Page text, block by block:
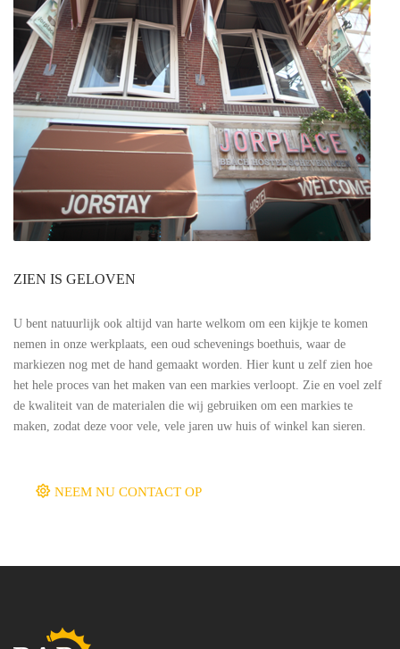
ZIEN IS GELOVEN
U bent natuurlijk ook altijd van harte welkom om een kijkje te komen
nemen in onze werkplaats, een oud schevenings boethuis, waar de
markiezen nog met de hand gemaakt worden. Hier kunt u zelf zien hoe
het hele proces van het maken van een markies verloopt. Zie en voel zelf
de kwaliteit van de materialen die wij gebruiken om een markies te
maken, zodat deze voor vele, vele jaren uw huis of winkel kan sieren.
NEEM NU CONTACT OP